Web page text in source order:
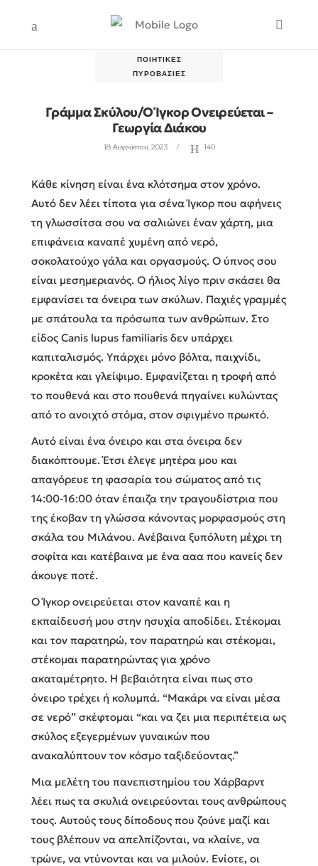
ΠΟΙΗΤΙΚΈΣ
ΠΥΡΟΒΑΣΊΕΣ
Γράμμα Σκύλου/Ο Ίγκορ Ονειρεύεται –
Γεωργία Διάκου
18 Αυγούστου, 2023 140
Κάθε κίνηση είναι ένα κλότσημα στον χρόνο.
Αυτό δεν λέει τίποτα για σένα Ίγκορ που αφήνεις
τη γλωσσίτσα σου να σαλιώνει έναν χάρτη, μια
επιφάνεια καναπέ χυμένη από νερό,
σοκολατούχο γάλα και οργασμούς. Ο ύπνος σου
είναι μεσημεριανός. Ο ήλιος λίγο πριν σκάσει θα
εμφανίσει τα όνειρα των σκύλων. Παχιές γραμμές
με σπάτουλα τα πρόσωπα των ανθρώπων. Στο
είδος Canis lupus familiaris δεν υπάρχει
καπιταλισμός. Υπάρχει μόνο βόλτα, παιχνίδι,
κροκέτα και γλείψιμο. Εμφανίζεται η τροφή από
το πουθενά και στο πουθενά πηγαίνει κυλώντας
από το ανοιχτό στόμα, στον σφιγμένο πρωκτό.
Αυτό είναι ένα όνειρο και στα όνειρα δεν
διακόπτουμε. Έτσι έλεγε μητέρα μου και
απαγόρευε τη φασαρία του σώματος από τις
14:00-16:00 όταν έπαιζα την τραγουδίστρια που
της έκοβαν τη γλώσσα κάνοντας μορφασμούς στη
σκάλα του Μιλάνου. Ανέβαινα ξυπόλυτη μέχρι τη
σοφίτα και κατέβαινα με ένα ααα που κανείς δεν
άκουγε ποτέ.
Ο Ίγκορ ονειρεύεται στον καναπέ και η
εκπαίδευσή μου στην ησυχία αποδίδει. Στέκομαι
και τον παρατηρώ, τον παρατηρώ και στέκομαι,
στέκομαι παρατηρώντας για χρόνο
ακαταμέτρητο. Η βεβαιότητα είναι πως στο
όνειρο τρέχει ή κολυμπά. “Μακάρι να είναι μέσα
σε νερό” σκέφτομαι “και να ζει μια περιπέτεια ως
σκύλος εξεγερμένων γυναικών που
ανακαλύπτουν τον κόσμο ταξιδεύοντας.”
Μια μελέτη του πανεπιστημίου του Χάρβαρντ
λέει πως τα σκυλιά ονειρεύονται τους ανθρώπους
τους. Αυτούς τους δίποδους που ζούνε μαζί και
τους βλέπουν να απελπίζονται, να κλαίνε, να
τρώνε, να ντύνονται και να μιλούν. Ενίοτε, οι